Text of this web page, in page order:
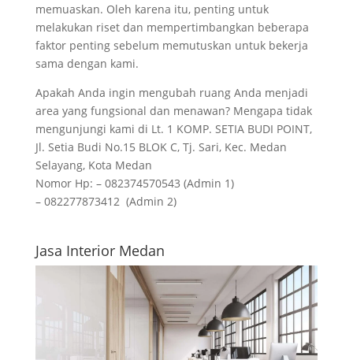
memuaskan. Oleh karena itu, penting untuk
melakukan riset dan mempertimbangkan beberapa
faktor penting sebelum memutuskan untuk bekerja
sama dengan kami.
Apakah Anda ingin mengubah ruang Anda menjadi
area yang fungsional dan menawan? Mengapa tidak
mengunjungi kami di Lt. 1 KOMP. SETIA BUDI POINT,
Jl. Setia Budi No.15 BLOK C, Tj. Sari, Kec. Medan
Selayang, Kota Medan
Nomor Hp: – 082374570543 (Admin 1)
– 082277873412 (Admin 2)
Jasa Interior Medan